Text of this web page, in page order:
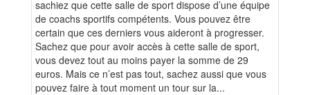
sachiez que cette salle de sport dispose d’une équipe
de coachs sportifs compétents. Vous pouvez être
certain que ces derniers vous aideront à progresser.
Sachez que pour avoir accès à cette salle de sport,
vous devez tout au moins payer la somme de 29
euros. Mais ce n’est pas tout, sachez aussi que vous
pouvez faire à tout moment un tour sur la...